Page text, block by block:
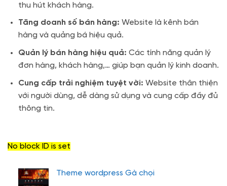
thu hút khách hàng.
Tăng doanh số bán hàng: Website là kênh bán
hàng và quảng bá hiệu quả.
Quản lý bán hàng hiệu quả: Các tính năng quản lý
đơn hàng, khách hàng,… giúp bạn quản lý kinh doanh.
Cung cấp trải nghiệm tuyệt vời: Website thân thiện
với người dùng, dễ dàng sử dụng và cung cấp đầy đủ
thông tin.
No block ID is set
Theme wordpress Gà chọi